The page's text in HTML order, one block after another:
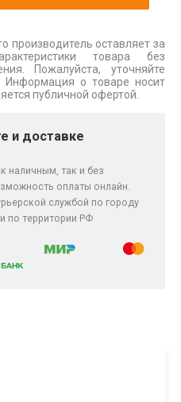
оставляет за
товара без
Пожалуйста, уточняйте
о товаре носит
публичной офертой.
и доставке
наличным, так и без
оплаты онлайн.
службой по городу
по территории РФ